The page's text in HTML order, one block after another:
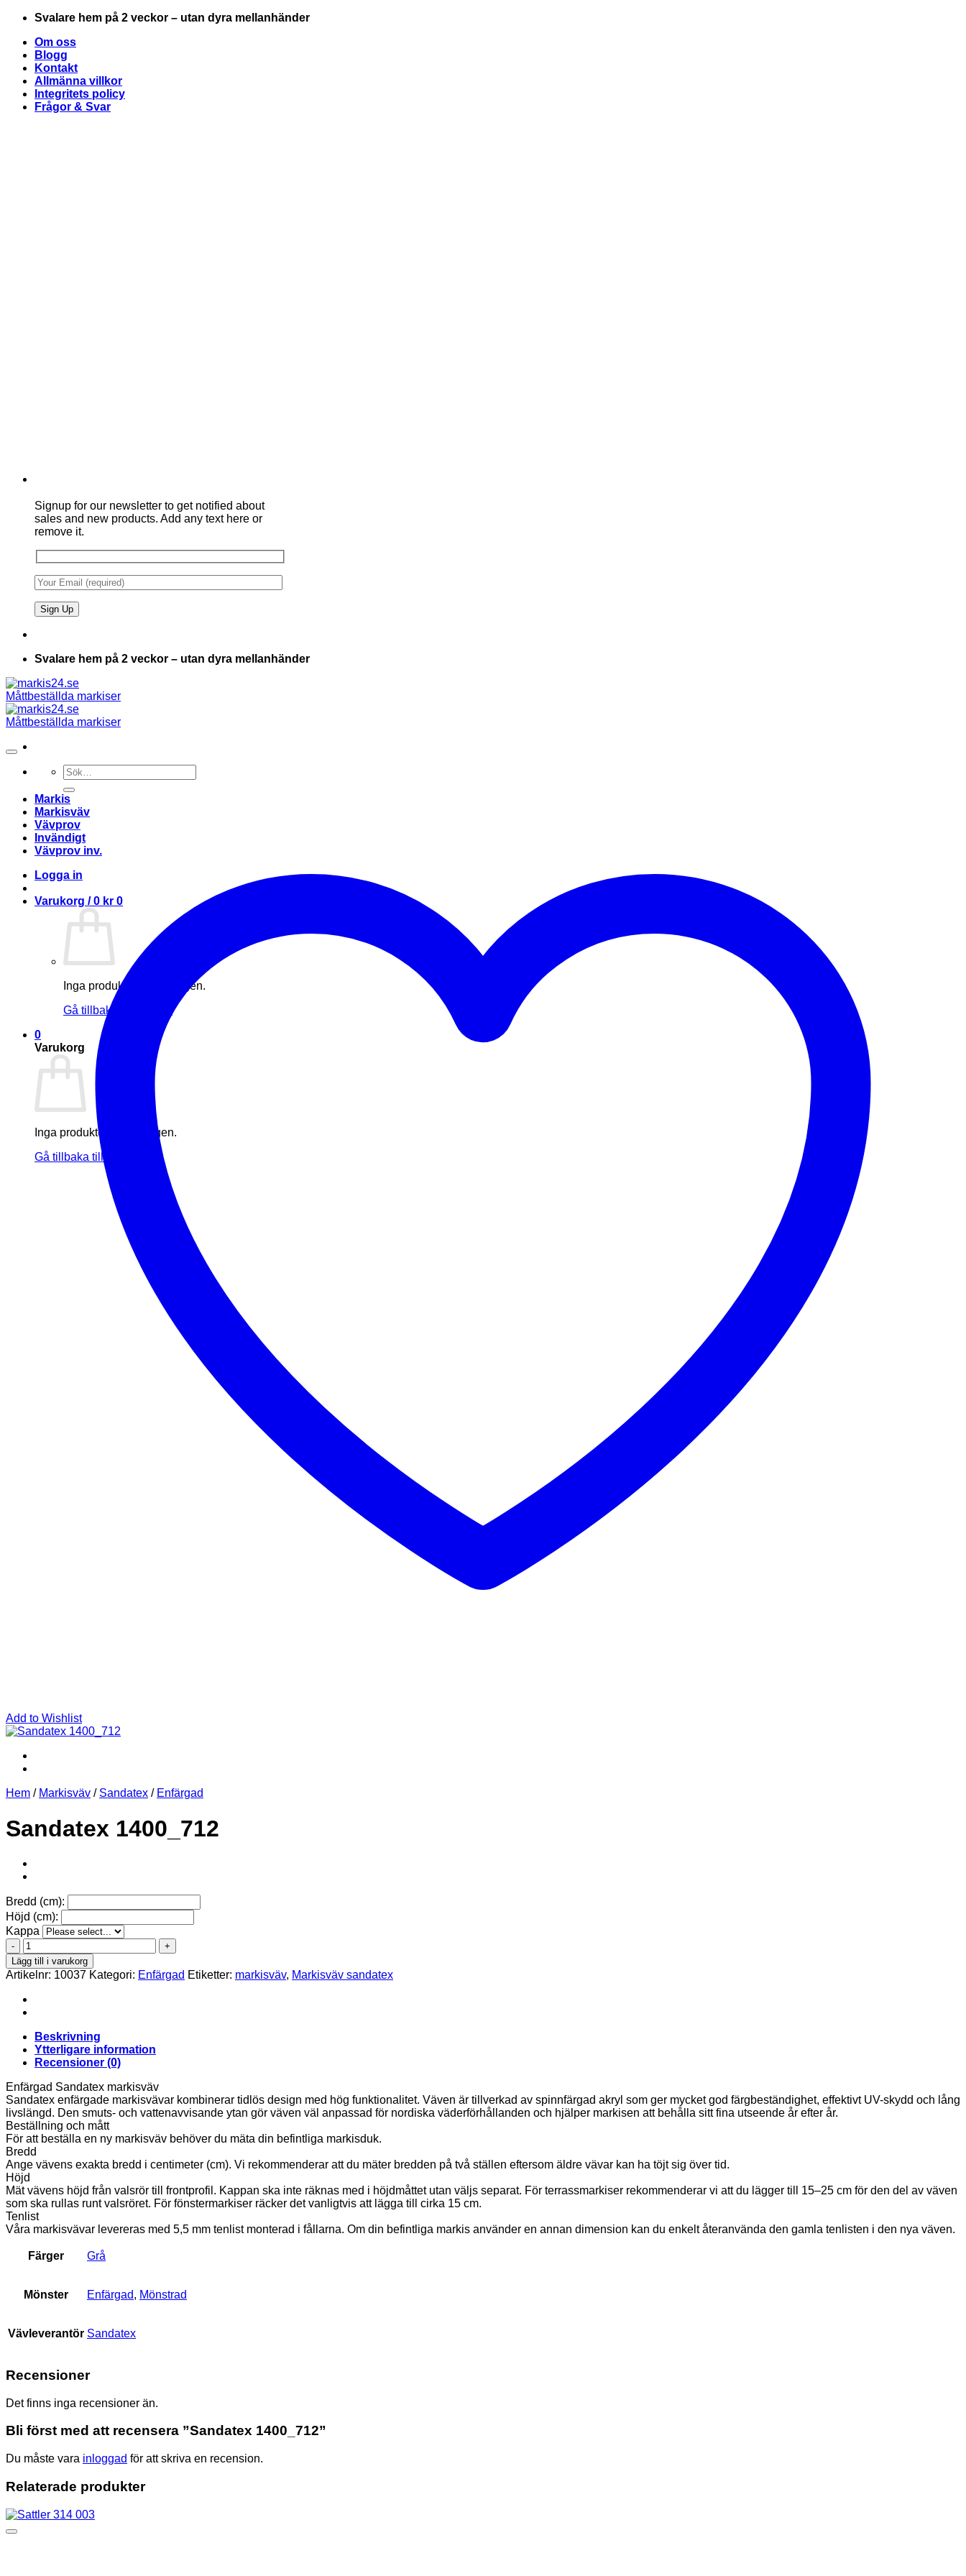
Skip
content
Svalare hem på 2 veckor – utan dyra mellanhänder
Om oss
Blogg
Kontakt
Allmänna villkor
Integritets policy
Frågor & Svar
Signup for our newsletter to get notified about
sales and new products. Add any text here or
remove it.
Svalare hem på 2 veckor – utan dyra mellanhänder
Sök
efter:
Markis
Markisväv
Vävprov
Invändigt
Vävprov inv.
Logga in
Varukorg /0 kr 0
Inga produkter i varukorgen.
Gå tillbaka till butiken
0
Varukorg
Inga produkter i varukorgen.
Gå tillbaka till butiken
Add to Wishlist
Hem / Markisväv / Sandatex / Enfärgad
Sandatex 1400_712
Bredd (cm):
Höjd (cm):
Kappa
Sandatex
1400_712
mängd
Lägg till i varukorg
Artikelnr: 10037 Kategori: Enfärgad Etiketter: markisväv, Markisväv sandatex
Beskrivning
Ytterligare information
Recensioner (0)
Enfärgad Sandatex markisväv
Sandatex enfärgade markisvävar kombinerar tidlös design med hög funktionalitet. Väven är tillverkad av spinnfärgad akryl som ger mycket god färgbeständighet, effektivt UV-skydd och lång
livslängd. Den smuts- och vattenavvisande ytan gör väven väl anpassad för nordiska väderförhållanden och hjälper markisen att behålla sitt fina utseende år efter år.
Beställning och mått
För att beställa en ny markisväv behöver du mäta din befintliga markisduk.
Bredd
Ange vävens exakta bredd i centimeter (cm). Vi rekommenderar att du mäter bredden på två ställen eftersom äldre vävar kan ha töjt sig över tid.
Höjd
Mät vävens höjd från valsrör till frontprofil. Kappan ska inte räknas med i höjdmåttet utan väljs separat. För terrassmarkiser rekommenderar vi att du lägger till 15–25 cm för den del av väven
som ska rullas runt valsröret. För fönstermarkiser räcker det vanligtvis att lägga till cirka 15 cm.
Tenlist
Våra markisvävar levereras med 5,5 mm tenlist monterad i fållarna. Om din befintliga markis använder en annan dimension kan du enkelt återanvända den gamla tenlisten i den nya väven.
Färger Grå
Mönster Enfärgad, Mönstrad
Vävleverantör Sandatex
Recensioner
Det finns inga recensioner än.
Bli först med att recensera ”Sandatex 1400_712”
Du måste vara inloggad för att skriva en recension.
Relaterade produkter